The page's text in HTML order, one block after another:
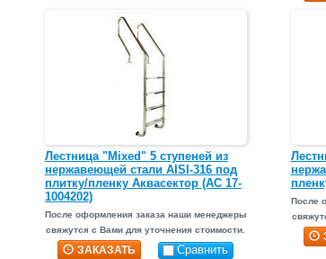
Лестница "Mixed" 5 ступеней из
нержавеющей стали AISI-316 под
плитку/пленку Аквасектор (АС 17-
1004202)
После оформления заказа наши менеджеры
свяжутся с Вами для уточнения стоимости.
ЗАКАЗАТЬ Сравнить
После